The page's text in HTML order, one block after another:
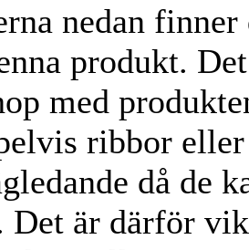
nedan
produkt.
med
ribbor
då de
Det är därför